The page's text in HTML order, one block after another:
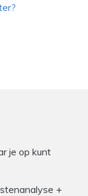
je op kunt
+